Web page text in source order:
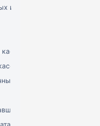
и расходных ордеров
книги
в Центральной кассе
товара от покупателей